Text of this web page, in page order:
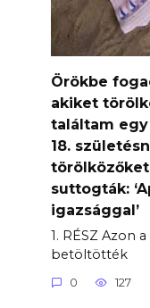
Örökbe
akiket
találtam
18.
suttogták:
igazsággal’
1. RÉSZ Azon
betöltötték
0 127